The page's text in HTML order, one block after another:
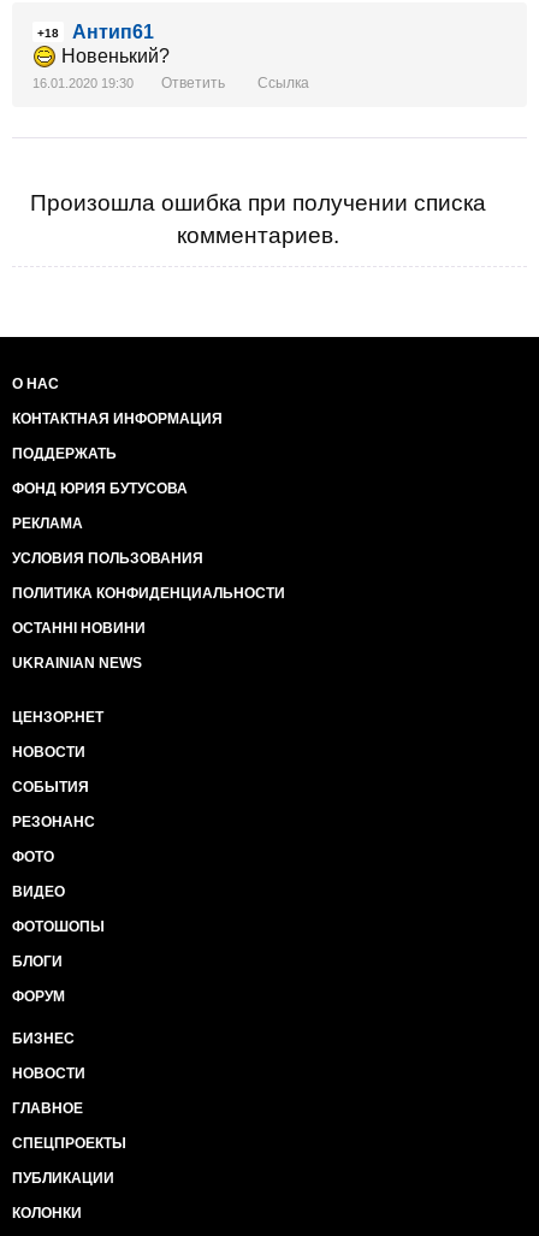
+18
Антип61
Новенький?
16.01.2020 19:30 Ответить Ссылка
Произошла ошибка при получении списка
комментариев.
О НАС
КОНТАКТНАЯ ИНФОРМАЦИЯ
ПОДДЕРЖАТЬ
ФОНД ЮРИЯ БУТУСОВА
РЕКЛАМА
УСЛОВИЯ ПОЛЬЗОВАНИЯ
ПОЛИТИКА КОНФИДЕНЦИАЛЬНОСТИ
ОСТАННІ НОВИНИ
UKRAINIAN NEWS
ЦЕНЗОР.НЕТ
НОВОСТИ
СОБЫТИЯ
РЕЗОНАНС
ФОТО
ВИДЕО
ФОТОШОПЫ
БЛОГИ
ФОРУМ
БИЗНЕС
НОВОСТИ
ГЛАВНОЕ
СПЕЦПРОЕКТЫ
ПУБЛИКАЦИИ
КОЛОНКИ